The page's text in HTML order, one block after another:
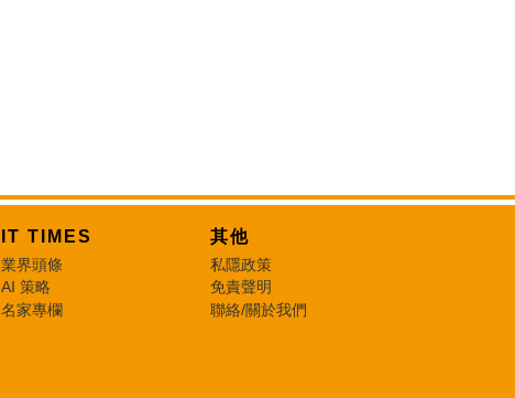
IT TIMES
業界頭條
AI 策略
名家專欄
其他
私隱政策
免責聲明
聯絡/關於我們